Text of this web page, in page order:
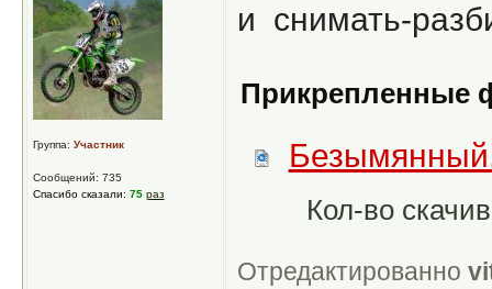
Группа: Участник
Сообщений: 735
Спасибо сказали: 75 раз
и снимать-
Прикрепленные
Кол-во
Отредактированно